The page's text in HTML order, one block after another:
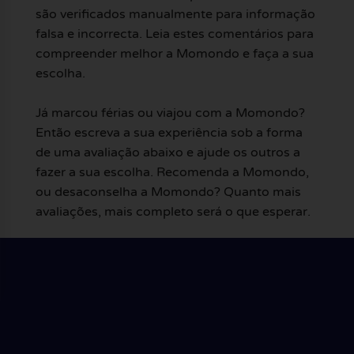
são verificados manualmente para informação
falsa e incorrecta. Leia estes comentários para
compreender melhor a Momondo e faça a sua
escolha.
Já marcou férias ou viajou com a Momondo?
Então escreva a sua experiência sob a forma
de uma avaliação abaixo e ajude os outros a
fazer a sua escolha. Recomenda a Momondo,
ou desaconselha a Momondo? Quanto mais
avaliações, mais completo será o que esperar.